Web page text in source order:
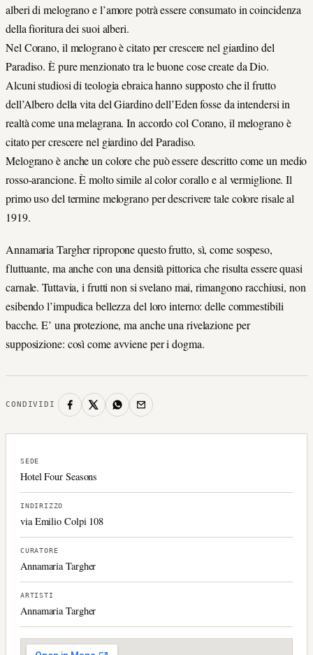
alberi di melograno e l’amore potrà essere consumato in coincidenza
della fioritura dei suoi alberi.
Nel Corano, il melograno è citato per crescere nel giardino del
Paradiso. È pure menzionato tra le buone cose create da Dio.
Alcuni studiosi di teologia ebraica hanno supposto che il frutto
dell’Albero della vita del Giardino dell’Eden fosse da intendersi in
realtà come una melagrana. In accordo col Corano, il melograno è
citato per crescere nel giardino del Paradiso.
Melograno è anche un colore che può essere descritto come un medio
rosso-arancione. È molto simile al color corallo e al vermiglione. Il
primo uso del termine melograno per descrivere tale colore risale al
1919.
Annamaria Targher ripropone questo frutto, sì, come sospeso,
fluttuante, ma anche con una densità pittorica che risulta essere quasi
carnale. Tuttavia, i frutti non si svelano mai, rimangono racchiusi, non
esibendo l’impudica bellezza del loro interno: delle commestibili
bacche. E’ una protezione, ma anche una rivelazione per
supposizione: così come avviene per i dogma.
CONDIVIDI
SEDE
Hotel Four Seasons
INDIRIZZO
via Emilio Colpi 108
CURATORE
Annamaria Targher
ARTISTI
Annamaria Targher